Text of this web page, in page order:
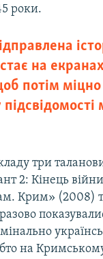
роки.
на екранах
потім міцно
три
2: Кінець
Крим» (2008)
на Кримському